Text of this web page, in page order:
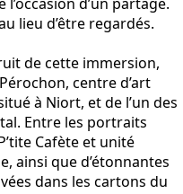
lieu d’être regardés.
de cette immersion,
centre d’art
à Niort, et de l’un des
Entre les portraits
Cafète et unité
ainsi que d’étonnantes
dans les cartons du